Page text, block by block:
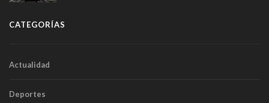
CATEGORÍAS
Actualidad
Deportes